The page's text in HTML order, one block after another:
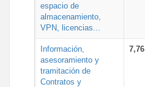
espacio de
almacenamiento,
VPN, licencias...
Información,
asesoramiento y
tramitación de
Contratos y
7,76